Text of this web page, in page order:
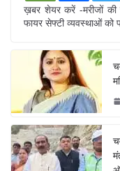
ख़बर शेयर करें -मरीजों
फायर सेफ्टी व्यवस्थाओं को